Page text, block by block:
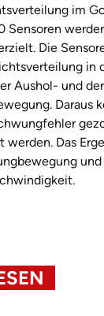
im
Sensoren
Die
in
Aushol- und der
Daraus
werden. Das